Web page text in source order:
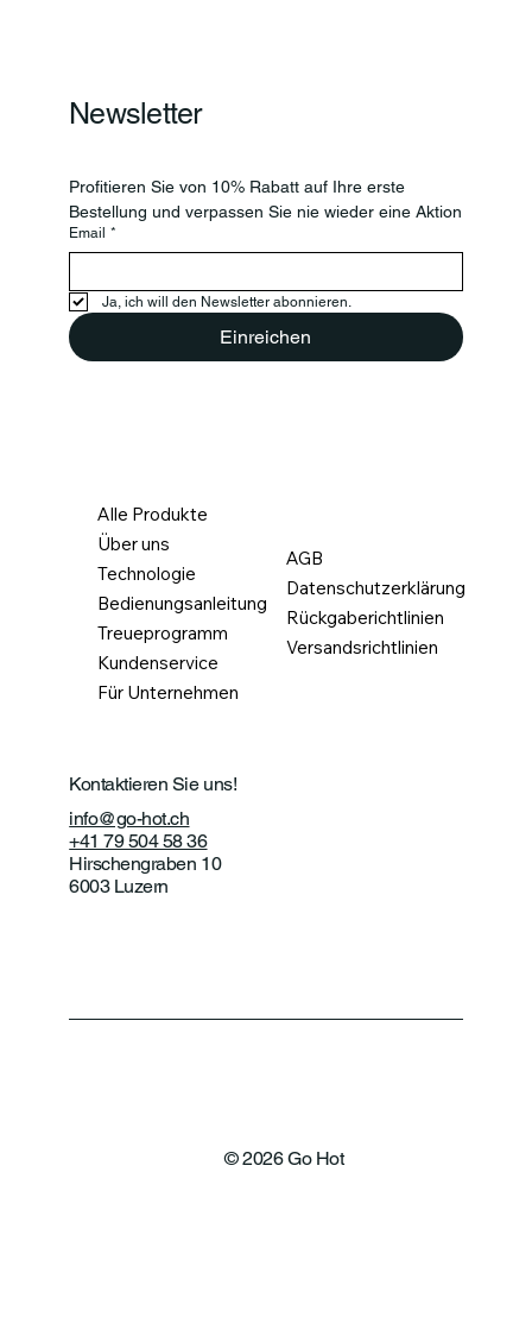
Newsletter
Profitieren Sie von 10% Rabatt auf Ihre erste
Bestellung und verpassen Sie nie wieder eine Aktion
Email *
Ja, ich will den Newsletter abonnieren.
Einreichen
Kontaktieren Sie uns!
info@go-hot.ch
+41 79 504 58 36
Hirschengraben 10
6003 Luzern
Alle Produkte
Über uns
Technologie
Bedienungsanleitung
Treueprogramm
Kundenservice
Für Unternehmen
AGB
Datenschutzerklärung
Rückgaberichtlinien
Versandsrichtlinien
© 2026 Go Hot